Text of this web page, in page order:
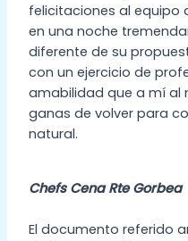
felicitaciones al equipo
en una noche
diferente de su
con un ejercicio de
amabilidad que a mí al
ganas de volver para
natural.
Chefs Cena Rte Gorbea
El documento referido